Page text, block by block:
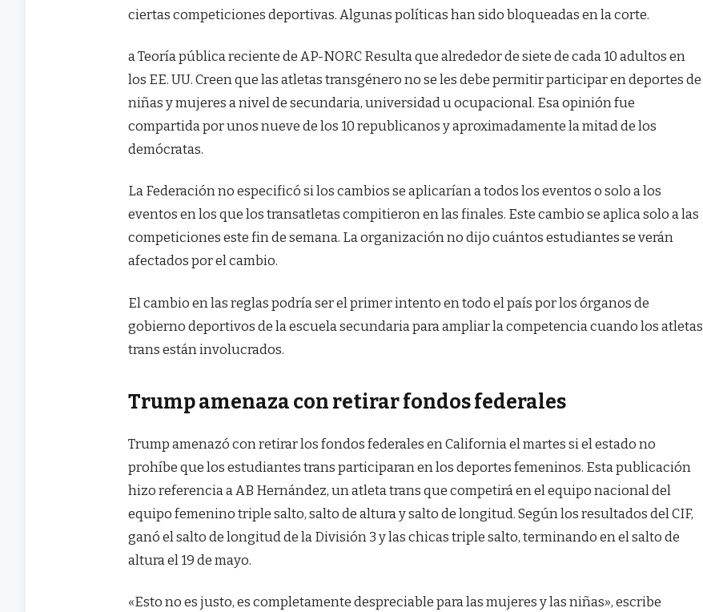
ciertas competiciones deportivas. Algunas políticas han sido bloqueadas en la corte.
aTeoría pública reciente de AP-NORC Resulta que alrededor de siete de cada 10 adultos en
los EE. UU. Creen que las atletas transgénero no se les debe permitir participar en deportes de
niñas y mujeres a nivel de secundaria, universidad u ocupacional. Esa opinión fue
compartida por unos nueve de los 10 republicanos y aproximadamente la mitad de los
demócratas.
La Federación no especificó si los cambios se aplicarían a todos los eventos o solo a los
eventos en los que los transatletas compitieron en las finales. Este cambio se aplica solo a las
competiciones este fin de semana. La organización no dijo cuántos estudiantes se verán
afectados por el cambio.
El cambio en las reglas podría ser el primer intento en todo el país por los órganos de
gobierno deportivos de la escuela secundaria para ampliar la competencia cuando los atletas
trans están involucrados.
Trump amenaza con retirar fondos federales
Trump amenazó con retirar los fondos federales en California el martes si el estado no
prohíbe que los estudiantes trans participaran en los deportes femeninos. Esta publicación
hizo referencia a AB Hernández, un atleta trans que competirá en el equipo nacional del
equipo femenino triple salto, salto de altura y salto de longitud. Según los resultados del CIF,
ganó el salto de longitud de la División 3 y las chicas triple salto, terminando en el salto de
altura el 19 de mayo.
«Esto no es justo, es completamente despreciable para las mujeres y las niñas», escribe